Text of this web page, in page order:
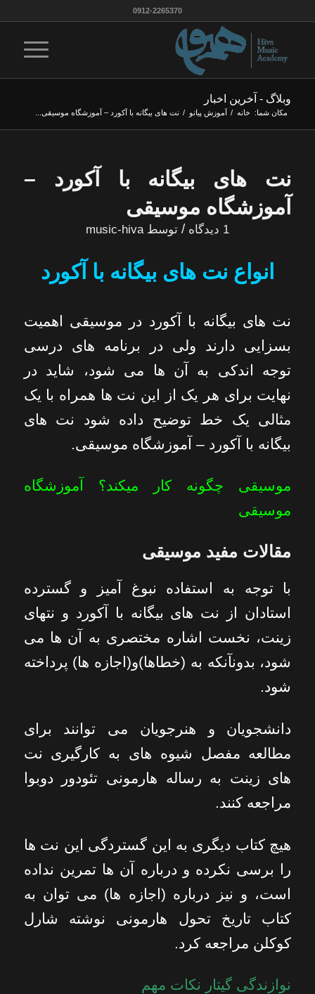
0912-2265370
وبلاگ - آخرین اخبار
مکان شما: خانه / آموزش پیانو / نت های بیگانه با آکورد – آموزشگاه موسیقی...
نت های بیگانه با آکورد –
آموزشگاه موسیقی
1 دیدگاه / توسطmusic-hiva
انواع نت های بیگانه با آکورد
نت های بیگانه با آکورد در موسیقی اهمیت
بسزایی دارند ولی در برنامه های درسی
توجه اندکی به آن ها می شود، شاید در
نهایت برای هر یک از این نت ها همراه با یک
مثالی یک خط توضیح داده شود نت های
بیگانه با آکورد – آموزشگاه موسیقی.
موسیقی چگونه کار میکند؟ آموزشگاه
موسیقی
مقالات مفید موسیقی
با توجه به استفاده نبوغ آمیز و گسترده
استادان از نت های بیگانه با آکورد و نتهای
زینت، نخست اشاره مختصری به آن ها می
شود، بدونآنکه به (خطاها)و(اجازه ها) پرداخته
شود.
دانشجویان و هنرجویان می توانند برای
مطالعه مفصل شیوه های به کارگیری نت
های زینت به رساله هارمونی تئودور دوبوا
مراجعه کنند.
هیچ کتاب دیگری به این گستردگی این نت ها
را برسی نکرده و درباره آن ها تمرین نداده
است، و نیز درباره (اجازه ها) می توان به
کتاب تاریخ تحول هارمونی نوشته شارل
کوکلن مراجعه کرد.
نوازندگی گیتار نکات مهم